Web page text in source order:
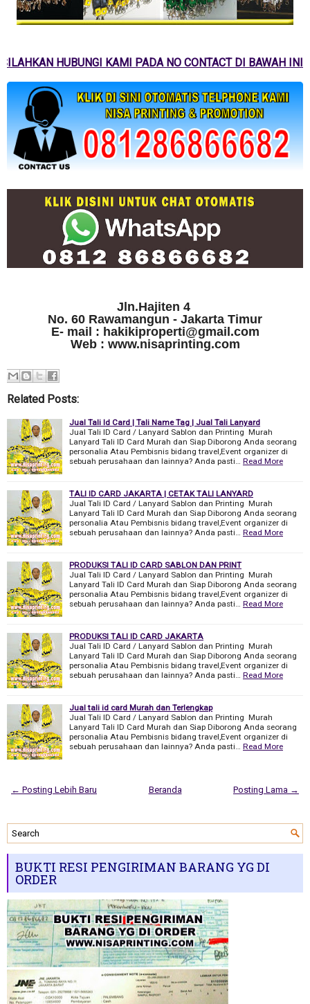
SILAHKAN HUBUNGI KAMI PADA NO CONTACT DI BAWAH INI
Jln.Hajiten 4
No. 60 Rawamangun - Jakarta Timur
E- mail : hakikiproperti@gmail.com
Web : www.nisaprinting.com
Related Posts:
Jual Tali Id Card | Tali Name Tag | Jual Tali Lanyard
Jual Tali ID Card / Lanyard Sablon dan Printing Murah
Lanyard Tali ID Card Murah dan Siap Diborong Anda seorang
personalia Atau Pembisnis bidang travel,Event organizer di
sebuah perusahaan dan lainnya? Anda pasti…
Read More
TALI ID CARD JAKARTA | CETAK TALI LANYARD
Jual Tali ID Card / Lanyard Sablon dan Printing Murah
Lanyard Tali ID Card Murah dan Siap Diborong Anda seorang
personalia Atau Pembisnis bidang travel,Event organizer di
sebuah perusahaan dan lainnya? Anda pasti…
Read More
PRODUKSI TALI ID CARD SABLON DAN PRINT
Jual Tali ID Card / Lanyard Sablon dan Printing Murah
Lanyard Tali ID Card Murah dan Siap Diborong Anda seorang
personalia Atau Pembisnis bidang travel,Event organizer di
sebuah perusahaan dan lainnya? Anda pasti…
Read More
PRODUKSI TALI ID CARD JAKARTA
Jual Tali ID Card / Lanyard Sablon dan Printing Murah
Lanyard Tali ID Card Murah dan Siap Diborong Anda seorang
personalia Atau Pembisnis bidang travel,Event organizer di
sebuah perusahaan dan lainnya? Anda pasti…
Read More
Jual tali id card Murah dan Terlengkap
Jual Tali ID Card / Lanyard Sablon dan Printing Murah
Lanyard Tali ID Card Murah dan Siap Diborong Anda seorang
personalia Atau Pembisnis bidang travel,Event organizer di
sebuah perusahaan dan lainnya? Anda pasti…
Read More
← Posting Lebih Baru Posting Lama →
Beranda
BUKTI RESI PENGIRIMAN BARANG YG DI
ORDER